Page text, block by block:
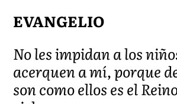
EVANGELIO
No les impidan a los
acerquen a mí, porque
son como ellos es el